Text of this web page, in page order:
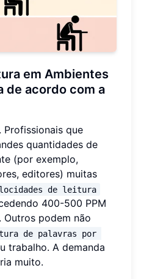
em Ambientes
de acordo com a
Profissionais que
quantidades de
(por exemplo,
editores) muitas
de leitura
400-500 PPM
podem não
de palavras por
trabalho. A demanda
muito.